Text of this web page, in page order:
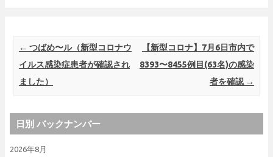
Post navigation
← つばめ〜ル（新型コロナウ
イルス感染症患者が確認され
ました）
【新型コロナ】7月6日市内で
8393〜8455例目(63名)の感染
者を確認 →
日別 バックナンバー
2026年8月